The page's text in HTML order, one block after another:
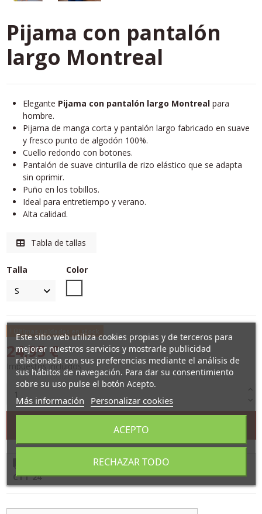
Pijama con pantalón
largo Montreal
Elegante Pijama con pantalón largo Montrealpara
hombre.
Pijama de manga corta y pantalón largo fabricado en suave
y fresco punto de algodón 100%.
Cuello redondo con botones.
Pantalón de suave cinturilla de rizo elástico que se adapta
sin oprimir.
Puño en los tobillos.
Ideal para entretiempo y verano.
Alta calidad.
Tabla de tallas
Talla
Color
24,95 €
Impuestos incluidos
Añadir al carrito
Cómpralo ahoray recíbeloentre2/9/26
CTT 24
Este sitio web utiliza cookies propias y de terceros para
mejorar nuestros servicios y mostrarle publicidad
relacionada con sus preferencias mediante el análisis de
sus hábitos de navegación. Para dar su consentimiento
sobre su uso pulse el botón Acepto.
Más información Personalizar cookies
RECHAZAR TODO
ACEPTO